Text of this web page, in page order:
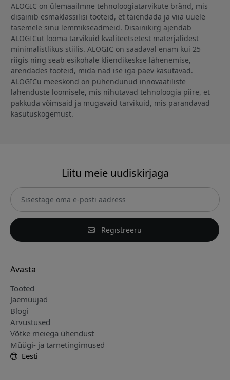
ALOGIC on ülemaailmne tehnoloogiatarvikute bränd, mis
disainib esmaklassilisi tooteid, et täiendada ja viia uuele
tasemele sinu lemmikseadmeid. Disainikirg ajendab
ALOGICut looma tarvikuid kvaliteetsetest materjalidest
minimalistlikus stiilis. ALOGIC on saadaval enam kui 25
riigis ning seab esikohale kliendikeskse lähenemise,
arendades tooteid, mida nad ise iga päev kasutavad.
ALOGICu meeskond on pühendunud innovaatiliste
lahenduste loomisele, mis nihutavad tehnoloogia piire, et
pakkuda võimsaid ja mugavaid tarvikuid, mis parandavad
kasutuskogemust.
Liitu meie uudiskirjaga
Registreeru
Avasta
Tooted
Jaemüüjad
Blogi
Arvustused
Võtke meiega ühendust
Müügi- ja tarnetingimused
Eesti